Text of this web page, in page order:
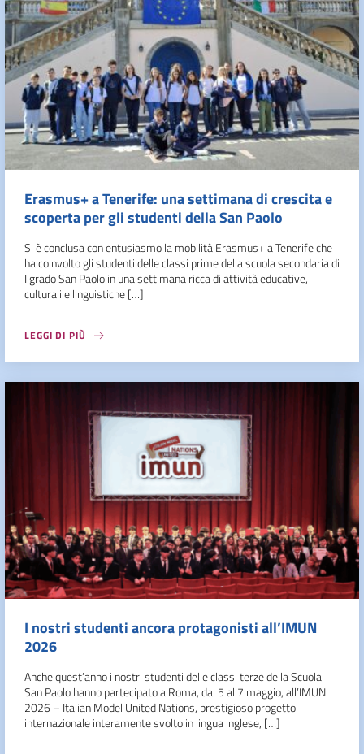
Erasmus+ a Tenerife: una settimana di crescita e
scoperta per gli studenti della San Paolo
Si è conclusa con entusiasmo la mobilità Erasmus+ a Tenerife che
ha coinvolto gli studenti delle classi prime della scuola secondaria di
I grado San Paolo in una settimana ricca di attività educative,
culturali e linguistiche […]
LEGGI DI PIÙ
I nostri studenti ancora protagonisti all’IMUN
2026
Anche quest’anno i nostri studenti delle classi terze della Scuola
San Paolo hanno partecipato a Roma, dal 5 al 7 maggio, all’IMUN
2026 – Italian Model United Nations, prestigioso progetto
internazionale interamente svolto in lingua inglese, […]